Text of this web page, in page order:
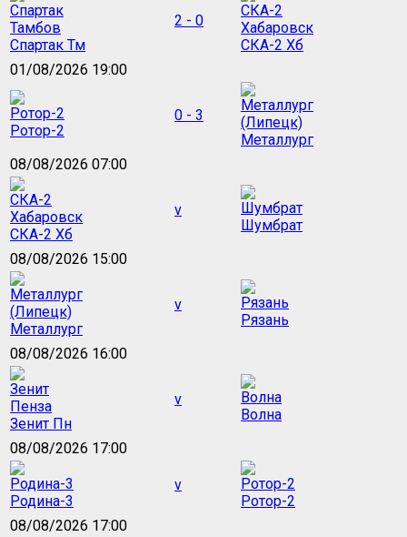
Спартак Тм
2 - 0
СКА-2 Хб
01/08/2026 19:00
Ротор-2
0 - 3
Металлург
08/08/2026 07:00
СКА-2 Хб
v
Шумбрат
08/08/2026 15:00
Металлург
v
Рязань
08/08/2026 16:00
Зенит Пн
v
Волна
08/08/2026 17:00
Родина-3
v
Ротор-2
08/08/2026 17:00